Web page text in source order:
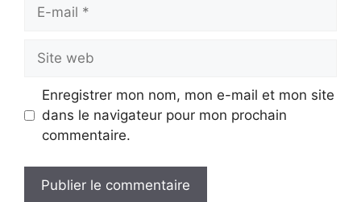
Site
web
Enregistrer mon nom, mon e-mail et mon site
dans le navigateur pour mon prochain
commentaire.